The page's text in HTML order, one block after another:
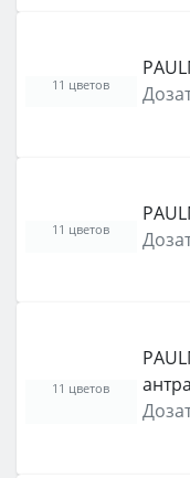
11 цветов
11 цветов
11 цветов